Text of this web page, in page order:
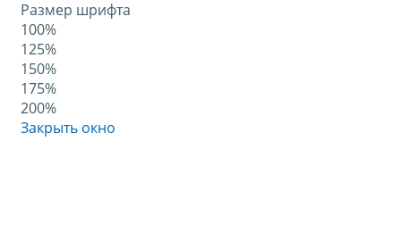
Размер шрифта
100%
125%
150%
175%
200%
Закрыть окно